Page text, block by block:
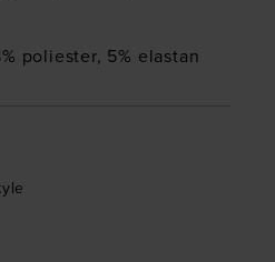
poliester, 5% elastan